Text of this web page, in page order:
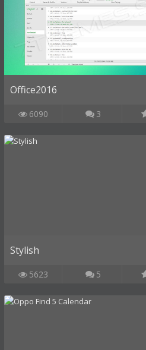
Office2016
6090 3
Stylish
5623 5